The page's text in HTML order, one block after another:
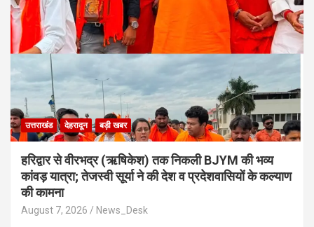
उत्तराखंड देहरादून बड़ी खबर
​हरिद्वार से वीरभद्र (ऋषिकेश) तक निकली BJYM की भव्य
कांवड़ यात्रा; तेजस्वी सूर्या ने की देश व प्रदेशवासियों के कल्याण
की कामना
August 7, 2026 News_Desk